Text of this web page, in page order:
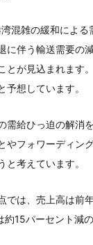
混雑の緩和による
に伴う輸送需要の
とが見込まれます
予想しています。
需給ひっ迫の解消
やフォワーディン
考えています。
では、売上高は前
約15パーセント減